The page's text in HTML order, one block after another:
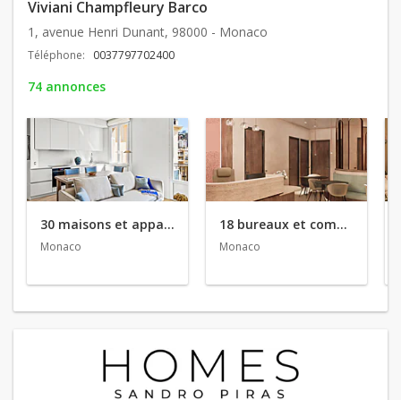
Viviani Champfleury Barco
1, avenue Henri Dunant, 98000 - Monaco
Téléphone: 0037797702400
74 annonces
30 maisons et appartements en vente
Monaco
18 bureaux et commerces en location
Monaco